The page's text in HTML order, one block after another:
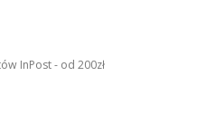
InPost - od 200zł